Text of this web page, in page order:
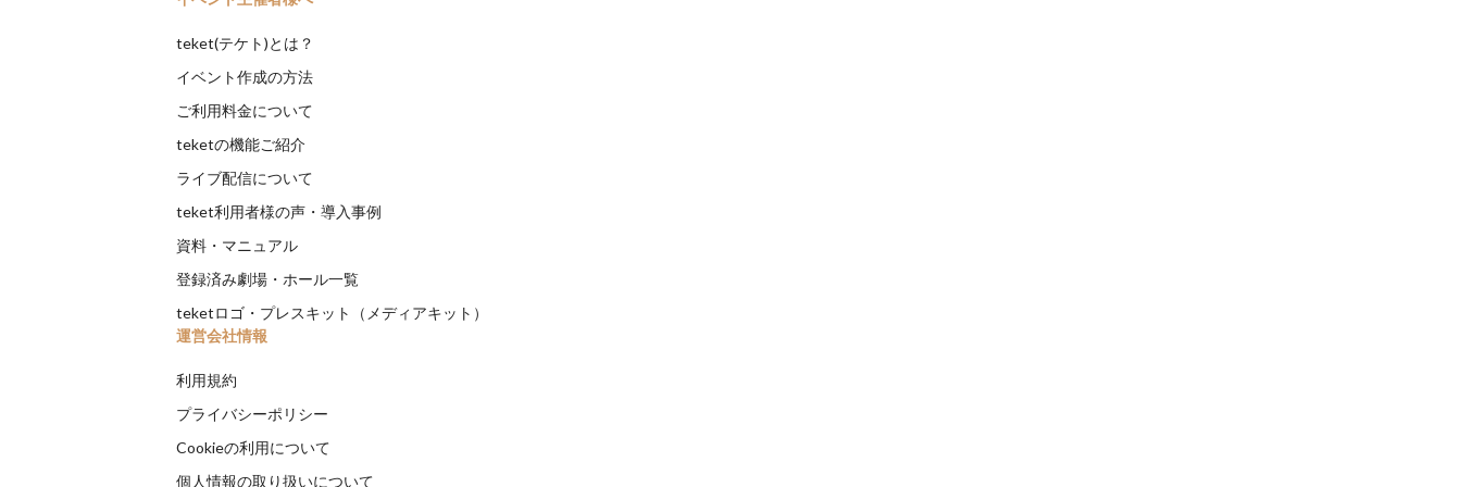
teket(テケト)とは？
イベント作成の方法
ご利用料金について
teketの機能ご紹介
ライブ配信について
teket利用者様の声・導入事例
資料・マニュアル
登録済み劇場・ホール一覧
teketロゴ・プレスキット（メディアキット）
運営会社情報
利用規約
プライバシーポリシー
Cookieの利用について
個人情報の取り扱いについて